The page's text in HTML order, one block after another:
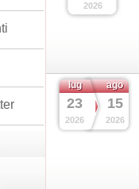
2026
lug
23
2026
ago
15
2026